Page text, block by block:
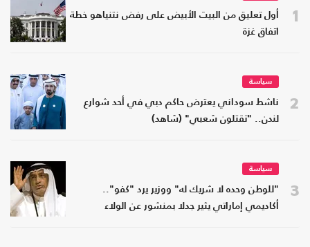
1
أول تعليق من البيت الأبيض على رفض نتنياهو خطة
اتفاق غزة
2
سياسة
ناشط سوداني يعترض حاكم دبي في أحد شوارع
لندن.. "تقتلون شعبي" (شاهد)
3
سياسة
"للوطن وحده لا شريك له" ووزير يرد "كفو"..
أكاديمي إماراتي يثير جدلا بمنشور عن الولاء